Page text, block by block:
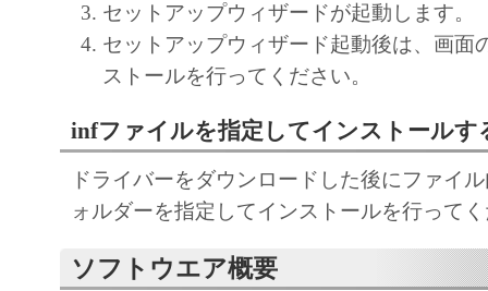
LEGAL JURISDICTIONS DO NOT ALLOW
EXCLUSION OF IMPLIED WARRANTIES,
EXCLUSION MAY NOT APPLY TO YOU.
AND YOU MAY ALSO HAVE OTHER
VARY FROM STATE TO STATE OR
JURISDICTION.
AFFILIATES, THEIR DISTRIBUTORS, OR
セットアップウィザードが起動します。
セットアップウィザード起動後は、画面
ストールを行ってください。
infファイルを指定してインストールす
ドライバーをダウンロードした後にファイ
ォルダーを指定してインストールを行って
ソフトウエア概要